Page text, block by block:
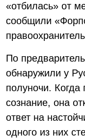
«отбилась» от
сообщили
По
обнаружили у
полуночи.
сознание, она
ответ на
одного из них